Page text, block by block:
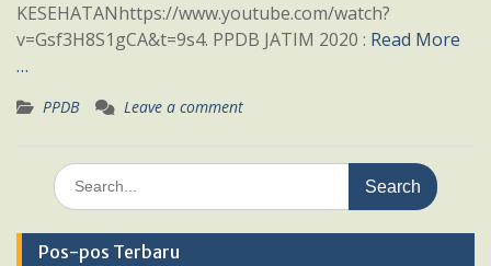
KESEHATANhttps://www.youtube.com/watch?
v=Gsf3H8S1gCA&t=9s4. PPDB JATIM 2020 : Read More
…
PPDB Leave a comment
Search
for:
Pos-pos Terbaru